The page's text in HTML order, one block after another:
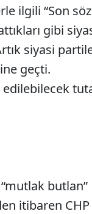
ilgili “Son
gibi
siyasi
geçti.
butlan”
itibaren CHP